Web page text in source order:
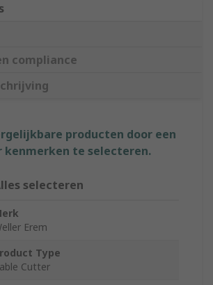
compliance
producten door een
kenmerken te selecteren.
selecteren
Erem
Type
Cutter